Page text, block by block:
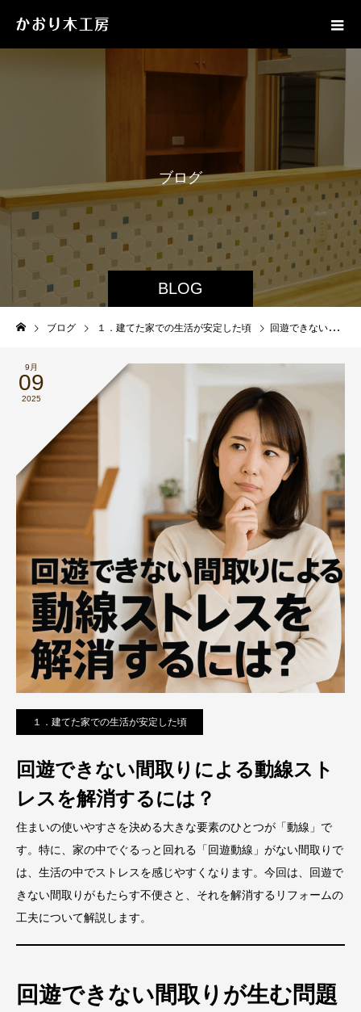
BLOG
ブログ
ブログ １．建てた家での生活が安定した頃 回遊できない間取りによる動線ストレスを解消するには？
9月
09
2025
１．建てた家での生活が安定した頃
回遊できない間取りによる動線スト
レスを解消するには？
住まいの使いやすさを決める大きな要素のひとつが「動線」で
す。特に、家の中でぐるっと回れる「回遊動線」がない間取りで
は、生活の中でストレスを感じやすくなります。今回は、回遊で
きない間取りがもたらす不便さと、それを解消するリフォームの
工夫について解説します。
回遊できない間取りが生む問題